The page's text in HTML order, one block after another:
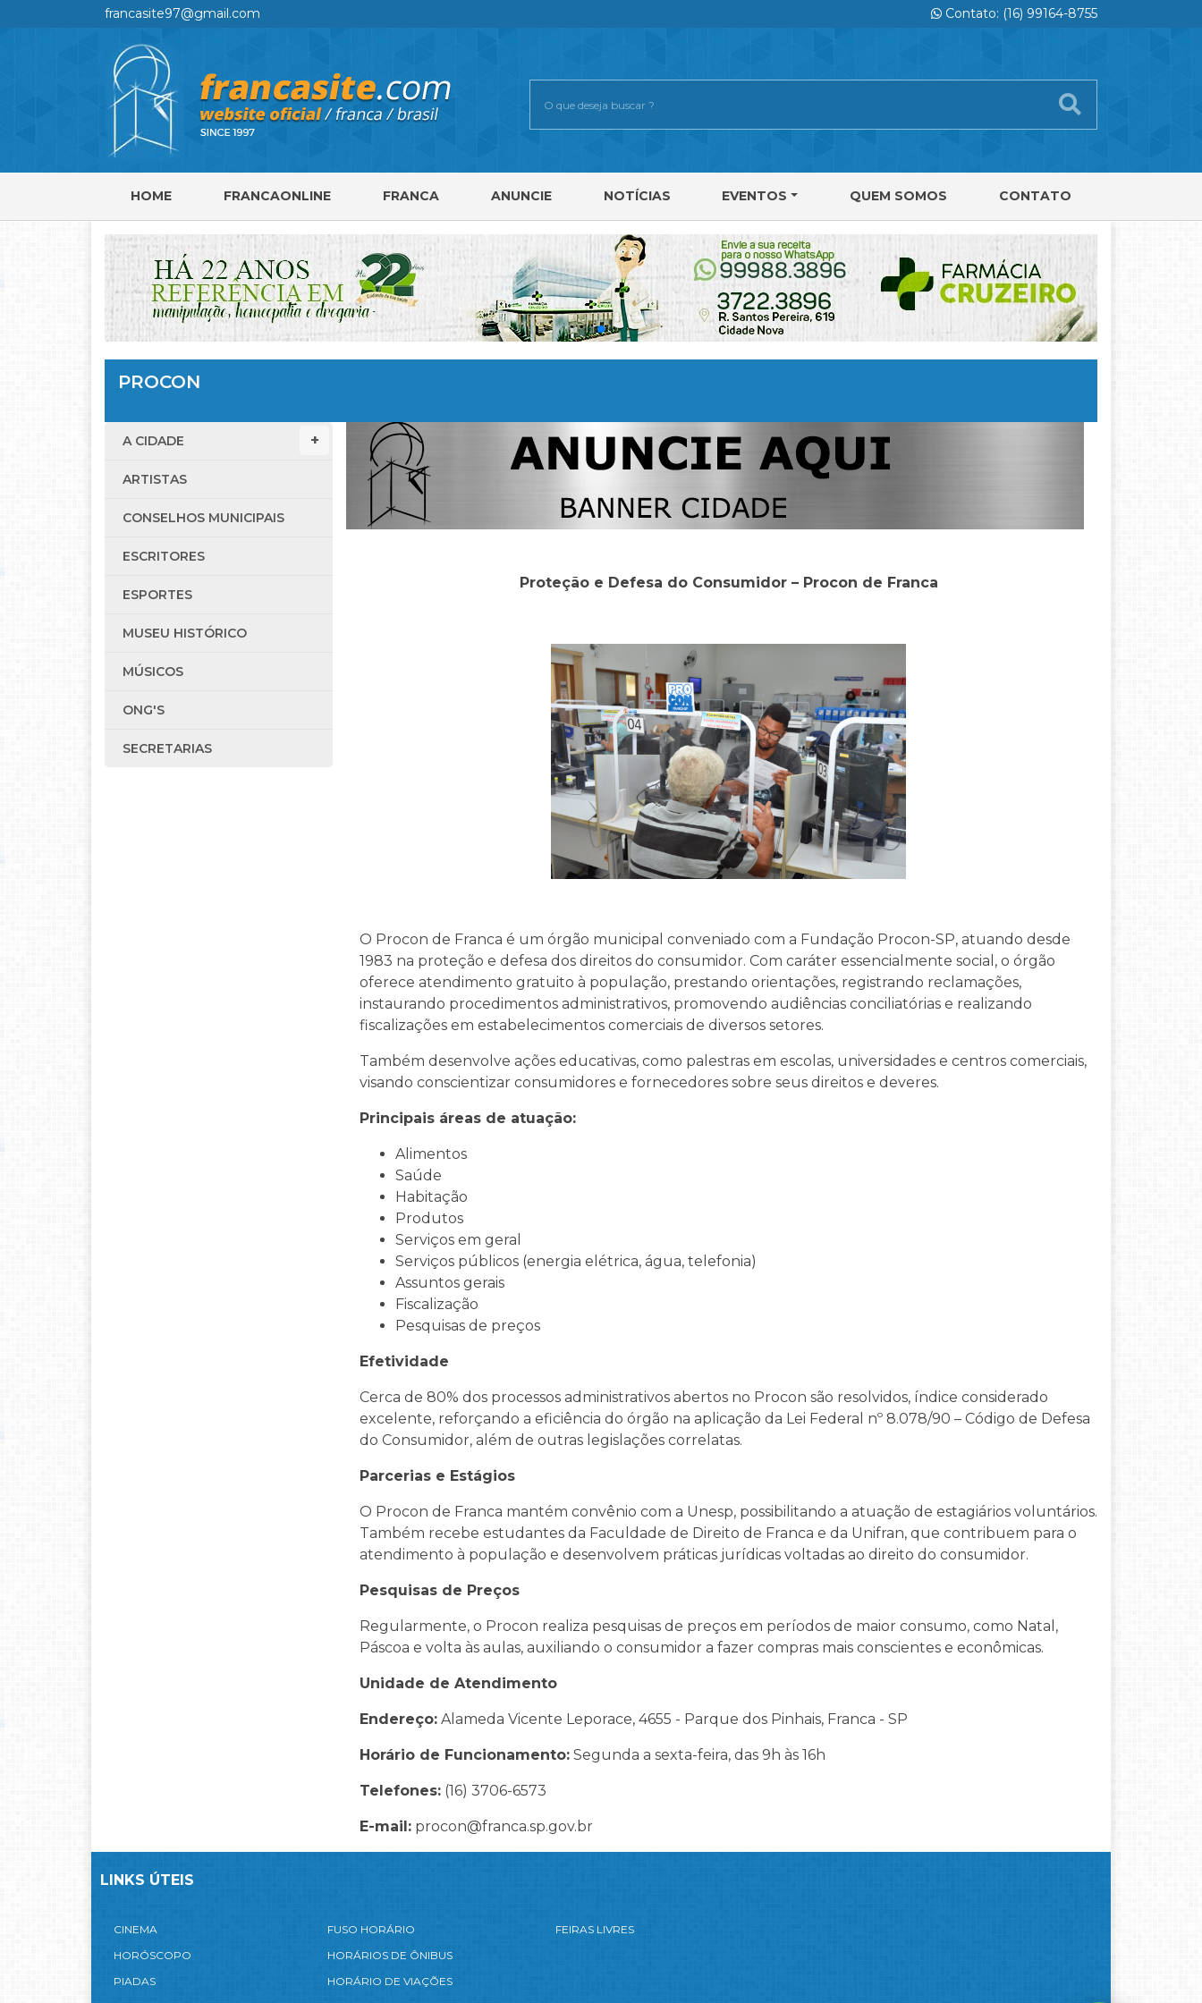
francasite97@gmail.com Contato: (16) 99164-8755
HOME FRANCAONLINE FRANCA ANUNCIE NOTÍCIAS EVENTOS QUEM SOMOS CONTATO
PROCON
A CIDADE
ARTISTAS
CONSELHOS MUNICIPAIS
ESCRITORES
ESPORTES
MUSEU HISTÓRICO
MÚSICOS
ONG'S
SECRETARIAS
Proteção e Defesa do Consumidor – Procon de Franca
O Procon de Franca é um órgão municipal conveniado com a Fundação Procon-SP, atuando desde
1983 na proteção e defesa dos direitos do consumidor. Com caráter essencialmente social, o órgão
oferece atendimento gratuito à população, prestando orientações, registrando reclamações,
instaurando procedimentos administrativos, promovendo audiências conciliatórias e realizando
fiscalizações em estabelecimentos comerciais de diversos setores.
Também desenvolve ações educativas, como palestras em escolas, universidades e centros comerciais,
visando conscientizar consumidores e fornecedores sobre seus direitos e deveres.
Principais áreas de atuação:
Alimentos
Saúde
Habitação
Produtos
Serviços em geral
Serviços públicos (energia elétrica, água, telefonia)
Assuntos gerais
Fiscalização
Pesquisas de preços
Efetividade
Cerca de 80% dos processos administrativos abertos no Procon são resolvidos, índice considerado
excelente, reforçando a eficiência do órgão na aplicação da Lei Federal nº 8.078/90 – Código de Defesa
do Consumidor, além de outras legislações correlatas.
Parcerias e Estágios
O Procon de Franca mantém convênio com a Unesp, possibilitando a atuação de estagiários voluntários.
Também recebe estudantes da Faculdade de Direito de Franca e da Unifran, que contribuem para o
atendimento à população e desenvolvem práticas jurídicas voltadas ao direito do consumidor.
Pesquisas de Preços
Regularmente, o Procon realiza pesquisas de preços em períodos de maior consumo, como Natal,
Páscoa e volta às aulas, auxiliando o consumidor a fazer compras mais conscientes e econômicas.
Unidade de Atendimento
Endereço: Alameda Vicente Leporace, 4655 - Parque dos Pinhais, Franca - SP
Horário de Funcionamento: Segunda a sexta-feira, das 9h às 16h
Telefones: (16) 3706-6573
E-mail: procon@franca.sp.gov.br
LINKS ÚTEIS
CINEMA
HORÓSCOPO
PIADAS
FUSO HORÁRIO
HORÁRIOS DE ÔNIBUS
HORÁRIO DE VIAÇÕES
FEIRAS LIVRES